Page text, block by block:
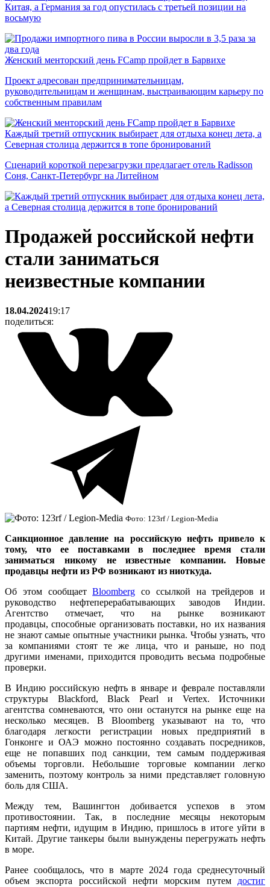
Китая, а Германия за год опустилась с третьей позиции на
восьмую
Женский менторский день FCamp пройдет в Барвихе
Проект адресован предпринимательницам,
руководительницам и женщинам, выстраивающим карьеру по
собственным правилам
Каждый третий отпускник выбирает для отдыха конец лета, а
Северная столица держится в топе бронирований
Сценарий короткой перезагрузки предлагает отель Radisson
Соня, Санкт-Петербург на Литейном
Продажей российской нефти
стали заниматься
неизвестные компании
18.04.202419:17
поделиться:
Фото: 123rf / Legion-Media
Санкционное давление на российскую нефть привело к
тому, что ее поставками в последнее время стали
заниматься никому не известные компании. Новые
продавцы нефти из РФ возникают из ниоткуда.
Об этом сообщаетBloomberg со ссылкой на трейдеров и
руководство нефтеперерабатывающих заводов Индии.
Агентство отмечает, что на рынке возникают
продавцы, способные организовать поставки, но их названия
не знают самые опытные участники рынка. Чтобы узнать, что
за компаниями стоят те же лица, что и раньше, но под
другими именами, приходится проводить весьма подробные
проверки.
В Индию российскую нефть в январе и феврале поставляли
структуры Blackford, Black Pearl и Vertex. Источники
агентства сомневаются, что они останутся на рынке еще на
несколько месяцев. В Bloomberg указывают на то, что
благодаря легкости регистрации новых предприятий в
Гонконге и ОАЭ можно постоянно создавать посредников,
еще не попавших под санкции, тем самым поддерживая
объемы торговли. Небольшие торговые компании легко
заменить, поэтому контроль за ними представляет головную
боль для США.
Между тем, Вашингтон добивается успехов в этом
противостоянии. Так, в последние месяцы некоторым
партиям нефти, идущим в Индию, пришлось в итоге уйти в
Китай. Другие танкеры были вынуждены перегружать нефть
в море.
Ранее сообщалось, что в марте 2024 года среднесуточный
объем экспорта российской нефти морским путем достиг